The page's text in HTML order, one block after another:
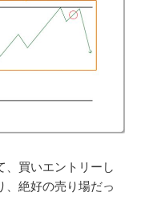
、買いエントリーし
、絶好の売り場だっ